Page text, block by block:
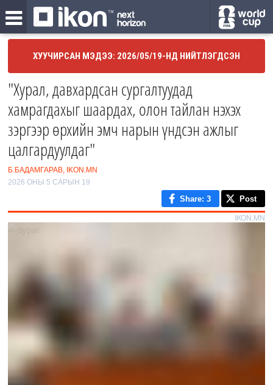
ХУУЧИРСАН МЭДЭЭ: 2026/05/19-НД НИЙТЛЭГДСЭН
"Хурал, давхардсан сургалтуудад
хамрагдахыг шаардах, олон тайлан нэхэх
зэргээр өрхийн эмч нарын үндсэн ажлыг
цалгардуулдаг"
Б.БАДАМГАРАВ, IKON.MN
2026 ОНЫ 5 САРЫН 19
Share: 3 Post
IKON.MN